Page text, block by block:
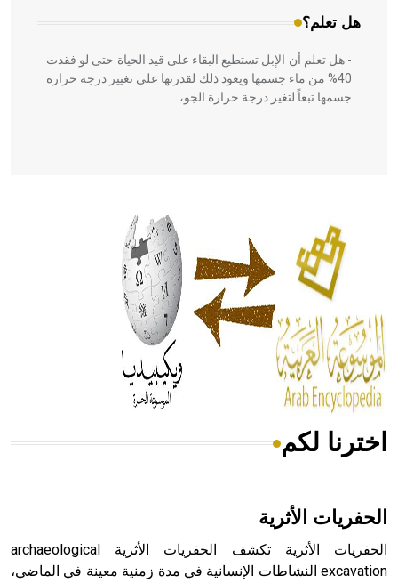
هل تعلم؟
- هل تعلم أن الإبل تستطيع البقاء على قيد الحياة حتى لو فقدت
40% من ماء جسمها ويعود ذلك لقدرتها على تغيير درجة حرارة
جسمها تبعاً لتغير درجة حرارة الجو،
الحكم، الأدلة، تنظيم التغذية، ورسالته في جروح الرأس. ويعود
له الفضل بأنه حرر الطب من الدين والفلسفة.
- هل تعلم أن المرجان إفراز حيواني يتكون في البحر ويتركب
من مادة كربونات الكلسيوم، وهو أحمر أو شديد الحمرة وهو
أجود أنواعه، ويمتاز بكبر الحجم ويسمى الش
هل تعلم أن الأبسيد كلمة فرنسية اللفظ تم اعتمادها مصطلحاً
اخترنا لكم
الحفريات الأثرية
الحفريات الأثرية تكشف الحفريات الأثرية archaeological
excavation النشاطات الإنسانية في مدة زمنية معينة في الماضي،